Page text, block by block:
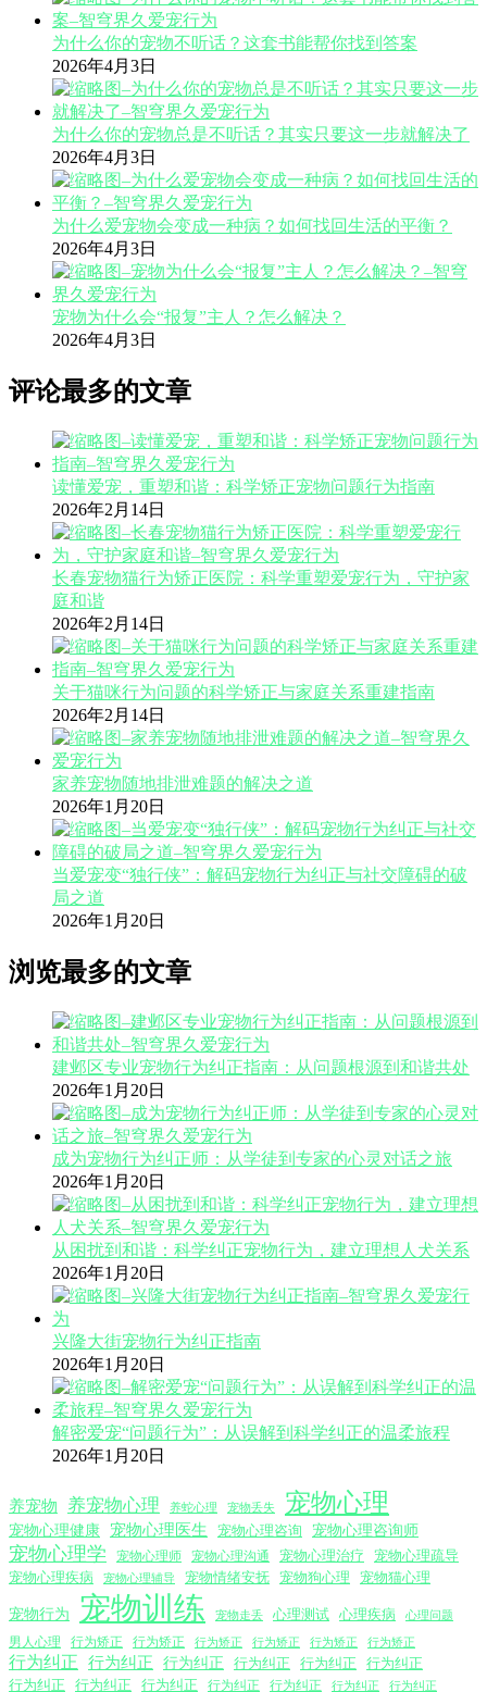
为什么你的宠物不听话？这套书能帮你找到答案
2026年4月3日
为什么你的宠物总是不听话？其实只要这一步就解决了
2026年4月3日
为什么爱宠物会变成一种病？如何找回生活的平衡？
2026年4月3日
宠物为什么会“报复”主人？怎么解决？
2026年4月3日
评论最多的文章
读懂爱宠，重塑和谐：科学矫正宠物问题行为指南
2026年2月14日
长春宠物猫行为矫正医院：科学重塑爱宠行为，守护家
庭和谐
2026年2月14日
关于猫咪行为问题的科学矫正与家庭关系重建指南
2026年2月14日
家养宠物随地排泄难题的解决之道
2026年1月20日
当爱宠变“独行侠”：解码宠物行为纠正与社交障碍的破
局之道
2026年1月20日
浏览最多的文章
建邺区专业宠物行为纠正指南：从问题根源到和谐共处
2026年1月20日
成为宠物行为纠正师：从学徒到专家的心灵对话之旅
2026年1月20日
从困扰到和谐：科学纠正宠物行为，建立理想人犬关系
2026年1月20日
兴隆大街宠物行为纠正指南
2026年1月20日
解密爱宠“问题行为”：从误解到科学纠正的温柔旅程
2026年1月20日
养宠物 养宠物心理 养蛇心理 宠物丢失 宠物心理
宠物心理健康 宠物心理医生 宠物心理咨询 宠物心理咨询师
宠物心理学 宠物心理师 宠物心理沟通 宠物心理治疗
宠物心理疏导
宠物心理疾病
宠物心理辅导 宠物情绪安抚 宠物狗心理 宠物猫心理
宠物行为 宠物训练 宠物走丢 心理测试 心理疾病 心理问题
男人心理 行为矫正 行为矫正 行为矫正 行为矫正 行为矫正 行为矫正
行为纠正 行为纠正 行为纠正 行为纠正 行为纠正
行为纠正
行为纠正
行为纠正 行为纠正 行为纠正 行为纠正 行为纠正 行为纠正